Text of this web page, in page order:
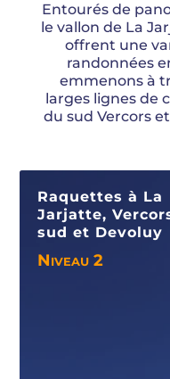
Entourés de
le vallon de La
offrent une
randonnées
emmenons à
larges lignes de
du sud Vercors
Raquettes à La
Jarjatte,
sud et Devoluy
Niveau 2